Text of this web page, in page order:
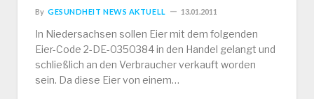
By GESUNDHEIT NEWS AKTUELL 13.01.2011
In Niedersachsen sollen Eier mit dem folgenden
Eier-Code 2-DE-0350384 in den Handel gelangt und
schließlich an den Verbraucher verkauft worden
sein. Da diese Eier von einem…